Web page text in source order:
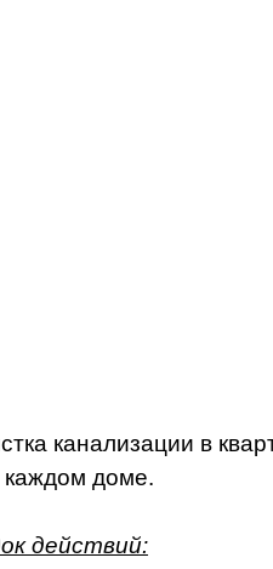
канализации в
каждом доме.
действий: